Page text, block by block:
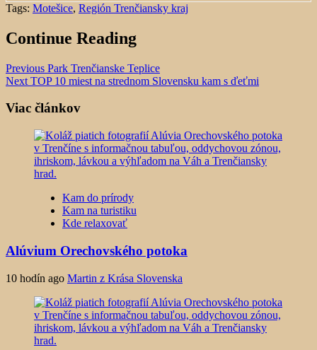
Tags: Motešice, Región Trenčiansky kraj
Continue Reading
Previous Park Trenčianske Teplice
Next TOP 10 miest na strednom Slovensku kam s ďeťmi
Viac článkov
Kam do prírody
Kam na turistiku
Kde relaxovať
Alúvium Orechovského potoka
10 hodín ago Martin z Krása Slovenska